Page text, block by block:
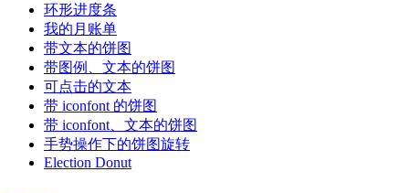
环形进度条
我的月账单
带文本的饼图
带图例、文本的饼图
可点击的文本
带 iconfont 的饼图
带 iconfont、文本的饼图
手势操作下的饼图旋转
Election Donut